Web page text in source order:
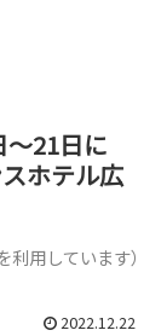
～21日に
ホテル広
利用しています）
2022.12.22